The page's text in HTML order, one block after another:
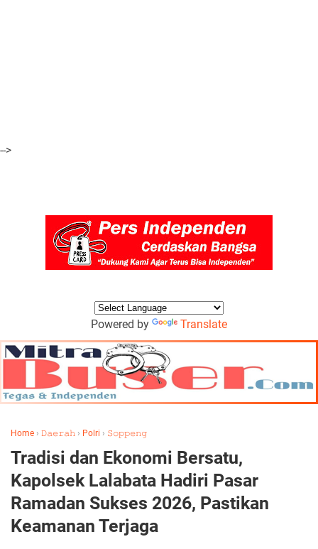
-->
Powered by Translate
Home › 𝙳𝚊𝚎𝚛𝚊𝚑 › Polri › 𝚂𝚘𝚙𝚙𝚎𝚗𝚐
Tradisi dan Ekonomi Bersatu,
Kapolsek Lalabata Hadiri Pasar
Ramadan Sukses 2026, Pastikan
Keamanan Terjaga